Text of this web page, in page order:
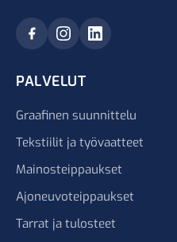
PALVELUT
Graafinen suunnittelu
Tekstiilit ja työvaatteet
Mainosteippaukset
Ajoneuvoteippaukset
Tarrat ja tulosteet